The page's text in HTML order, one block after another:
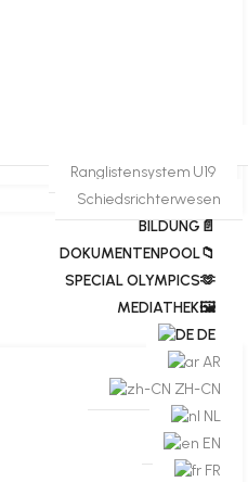
Ranglistensystem U19
Schiedsrichterwesen
BILDUNG📄
DOKUMENTENPOOL📁
​​SPECIAL OLYMPICS🫶
MEDIATHEK🖼️​
DE
AR
ZH-CN
NL
EN
FR